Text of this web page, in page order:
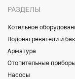
РАЗДЕЛЫ
Котельное
Водонагреватели и
Арматура
Отопительные приборы
Насосы